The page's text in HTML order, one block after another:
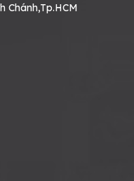
Chánh,Tp.HCM